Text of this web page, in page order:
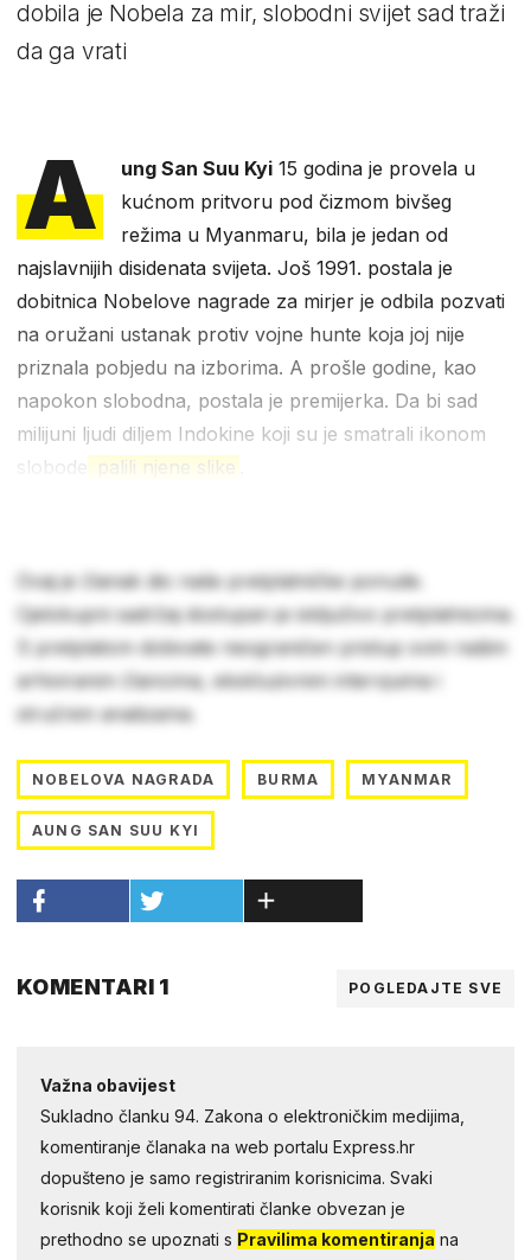
dobila je Nobela za mir, slobodni svijet sad traži
da ga vrati
A ung San Suu Kyi 15 godina je provela u
kućnom pritvoru pod čizmom bivšeg
režima u Myanmaru, bila je jedan od
najslavnijih disidenata svijeta. Još 1991. postala je
dobitnica Nobelove nagrade za mirjer je odbila pozvati
na oružani ustanak protiv vojne hunte koja joj nije
priznala pobjedu na izborima. A prošle godine, kao
napokon slobodna, postala je premijerka. Da bi sad
milijuni ljudi diljem Indokine koji su je smatrali ikonom
slobode
palili njene slike
Ovaj je članak dio naše pretplatničke ponude.
Cjelokupni sadržaj dostupan je isključivo pretplatnicima.
S pretplatom dobivate neograničen pristup svim našim
arhiviranim člancima, ekskluzivnim intervjuima i
stručnim analizama.
NOBELOVA NAGRADA BURMA MYANMAR
AUNG SAN SUU KYI
KOMENTARI 1 POGLEDAJTE SVE
Važna obavijest
Sukladno članku 94. Zakona o elektroničkim medijima,
komentiranje članaka na web portalu Express.hr
dopušteno je samo registriranim korisnicima. Svaki
korisnik koji želi komentirati članke obvezan je
prethodno se upoznati s Pravilima komentiranja na